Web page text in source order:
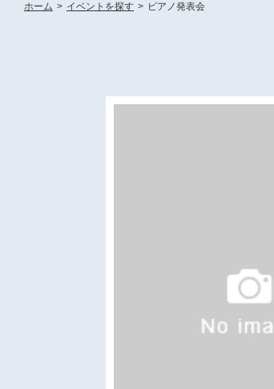
ホーム > イベントを探す > ピアノ発表会